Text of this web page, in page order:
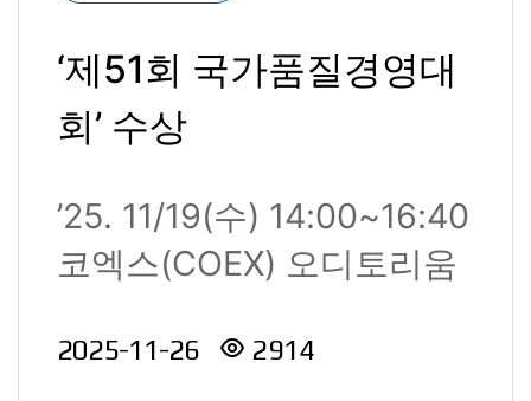
‘제51회 국가품질경영대
회’ 수상
’25. 11/19(수) 14:00~16:40
코엑스(COEX) 오디토리움
2025-11-26 2914